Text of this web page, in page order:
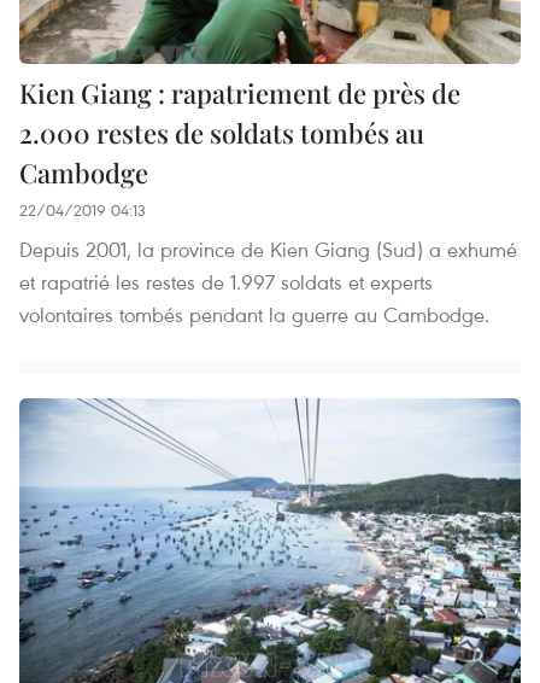
Kien Giang : rapatriement de près de
2.000 restes de soldats tombés au
Cambodge
22/04/2019 04:13
Depuis 2001, la province de Kien Giang (Sud) a exhumé
et rapatrié les restes de 1.997 soldats et experts
volontaires tombés pendant la guerre au Cambodge.